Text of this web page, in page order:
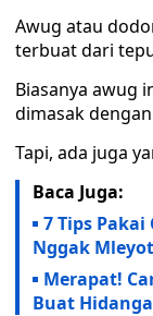
Awug atau
terbuat dari
Biasanya awug
dimasak
Tapi, ada juga
Baca Juga:
7 Tips
Nggak Mleyot
Merapat!
Buat